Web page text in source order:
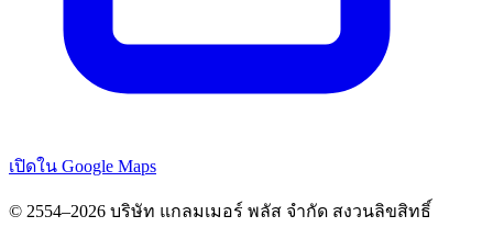
เปิดใน Google Maps
© 2554–2026 บริษัท แกลมเมอร์ พลัส จำกัด สงวนลิขสิทธิ์